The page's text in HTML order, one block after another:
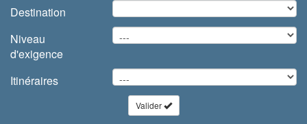
Destination
Niveau
d'exigence
Itinéraires
Valider